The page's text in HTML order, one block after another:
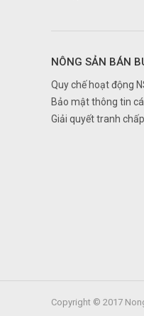
Hà Nam
Hà Tĩnh
Hải Dương
Kon Tum
NÔNG SẢN BÁN
Quy chế hoạt động
Bảo mật thông tin
Giải quyết tranh chấp
Copyright © 2017